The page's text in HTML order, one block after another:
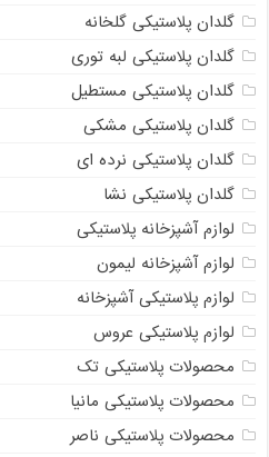
گلدان پلاستیکی گلخانه
گلدان پلاستیکی لبه توری
گلدان پلاستیکی مستطیل
گلدان پلاستیکی مشکی
گلدان پلاستیکی نرده ای
گلدان پلاستیکی نشا
لوازم آشپزخانه پلاستیکی
لوازم آشپزخانه لیمون
لوازم پلاستیکی آشپزخانه
لوازم پلاستیکی عروس
محصولات پلاستیکی تک
محصولات پلاستیکی مانیا
محصولات پلاستیکی ناصر